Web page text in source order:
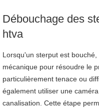
Débouchage des
htva
Lorsqu'un sterput est
mécanique pour résoudre le
particulièrement tenace ou
également utiliser une
canalisation. Cette étape